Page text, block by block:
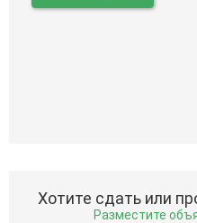
Хотите сдать или
Разместите